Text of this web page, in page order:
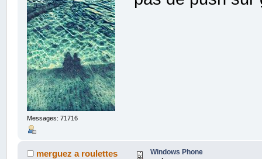
Messages: 71716
merguez a roulettes Windows Phone